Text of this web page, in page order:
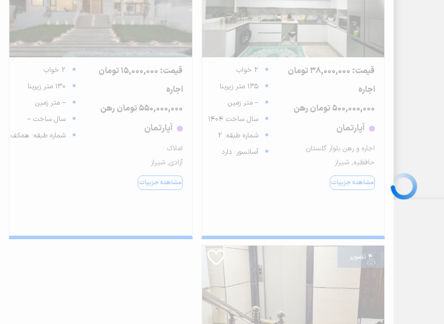
قیمت: 38,000,000 تومان
اجاره
500,000,000 تومان رهن
آپارتمان
اجاره و رهن بلوار گلستان
حافظیه, شیراز
مشاهده جزییات
2 خواب
135 متر زیربنا
-- متر زمین
سال ساخت 1404
شماره طبقه: 2
آسانسور: دارد
قیمت: 15,000,000 تومان
اجاره
550,000,000 تومان رهن
آپارتمان
املاک
آزادی, شیراز
مشاهده جزییات
2 خواب
130 متر زیربنا
-- متر زمین
سال ساخت --
شماره طبقه: همکف
4 تصویر